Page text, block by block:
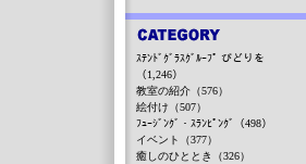
ｽﾃﾝﾄﾞｸﾞﾗｽｸﾞﾙｰﾌﾟ びどりを
（1,246）
教室の紹介（576）
絵付け（507）
ﾌｭｰｼﾞﾝｸﾞ・ｽﾗﾝﾋﾟﾝｸﾞ（498）
イベント（377）
癒しのひととき（326）